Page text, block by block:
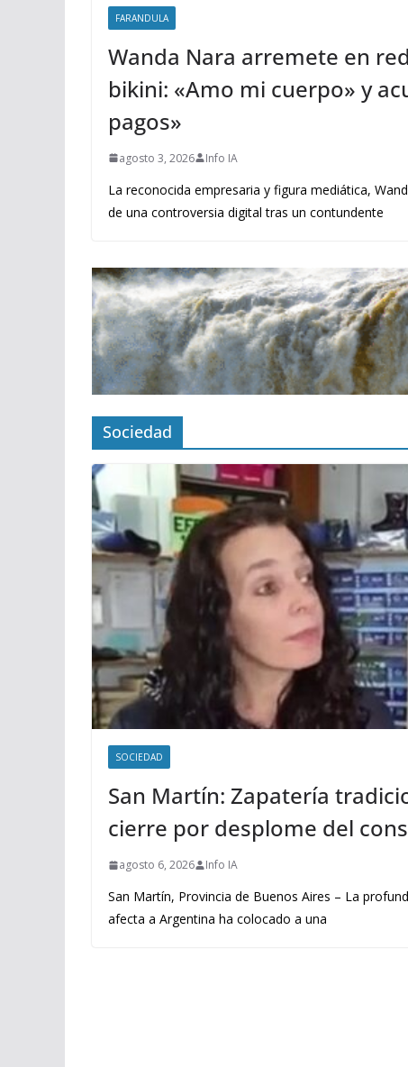
FARANDULA
Wanda Nara arremete en
bikini: «Amo mi cuerpo» y
pagos»
agosto 3, 2026 Info IA
La reconocida empresaria y figura mediática,
de una controversia digital tras un contundente
Sociedad
SOCIEDAD
San Martín: Zapatería
cierre por desplome del
agosto 6, 2026 Info IA
San Martín, Provincia de Buenos Aires – La
afecta a Argentina ha colocado a una